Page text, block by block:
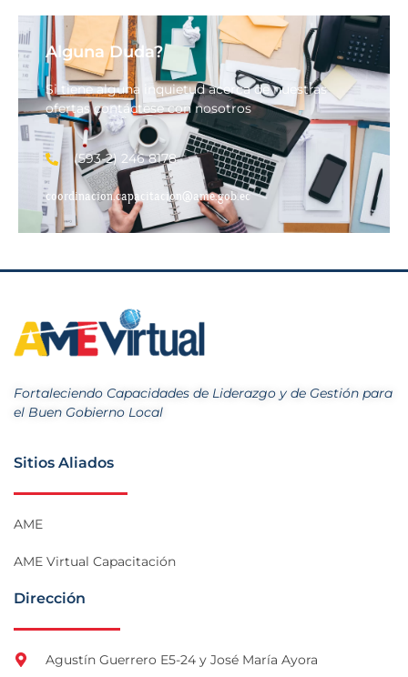
Alguna Duda?
Si tiene alguna inquietud acerca de nuestras
ofertas contáctese con nosotros
(593-2) 246 8178
coordinacion.capacitacion@ame.gob.ec
Fortaleciendo Capacidades de Liderazgo y de Gestión para
el Buen Gobierno Local
Sitios Aliados
AME
AME Virtual Capacitación
Dirección
Agustín Guerrero E5-24 y José María Ayora